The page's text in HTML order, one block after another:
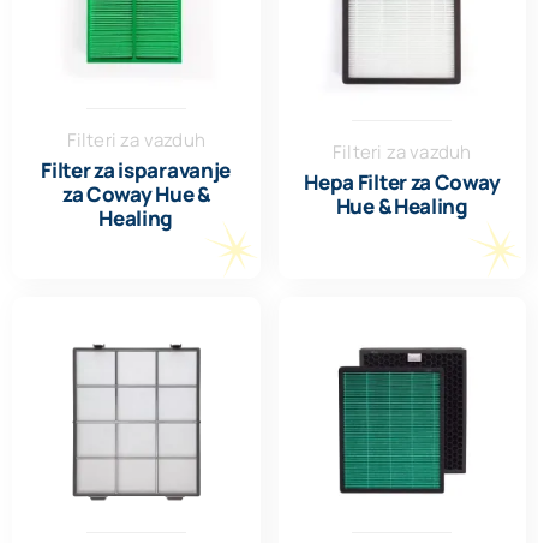
Filteri za vazduh
Filter za isparavanje
za Coway Hue &
Healing
Filteri za vazduh
Hepa Filter za Coway
Hue & Healing